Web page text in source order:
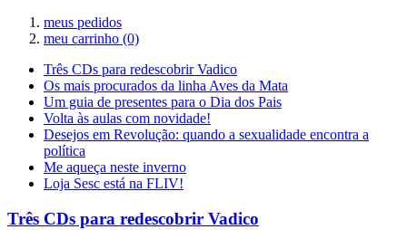
meus pedidos
meu carrinho (0)
Três CDs para redescobrir Vadico
Os mais procurados da linha Aves da Mata
Um guia de presentes para o Dia dos Pais
Volta às aulas com novidade!
Desejos em Revolução: quando a sexualidade encontra a
política
Me aqueça neste inverno
Loja Sesc está na FLIV!
Três CDs para redescobrir Vadico